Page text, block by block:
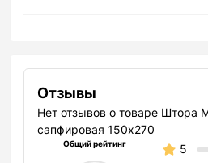
Отзывы
Нет отзывов о товаре Штора
сапфировая 150х270
Общий рейтинг 5